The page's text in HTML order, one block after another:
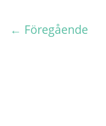
men
← Föregående